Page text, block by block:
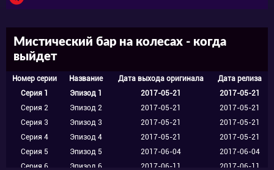
потягивая коктейль за барной стойкой. Но,
как уже было сказано, все посетители
попадают в заведение не просто так. И вот
Хан Кан уже изливает душу своей новой
знакомой в лице барменши.
Постепенно герой начинает замечать, что
Мистический бар на колесах - когда
выйдет
Номер серии Название Дата выхода оригинала
Дата релиза
Серия 1
Эпизод 1 2017-05-21
2017-05-21
Серия 2
Эпизод 2 2017-05-21
2017-05-21
Серия 3
Эпизод 3 2017-05-21
2017-05-21
Серия 4
Эпизод 4 2017-05-21
2017-05-21
Серия 5
Эпизод 5 2017-06-04
2017-06-04
Серия 6
Эпизод 6 2017-06-11
2017-06-11